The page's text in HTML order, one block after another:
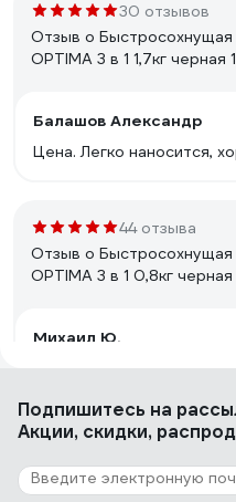
30 отзывов
Отзыв о Быстросохнущая
OPTIMA 3 в 1 1,7кг черная
Балашов Александр
Цена. Легко наносится,
44 отзыва
Отзыв о Быстросохнущая
OPTIMA 3 в 1 0,8кг черная
Михаил Ю.
Вообще отлично
1222 отзыва
Отзыв о Быстросохнущая
металлу Elcon 3 в 1 по
Подпишитесь на
Акции, скидки,